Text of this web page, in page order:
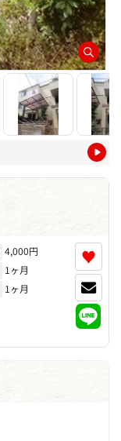
4,000円
1ヶ月
1ヶ月
♥